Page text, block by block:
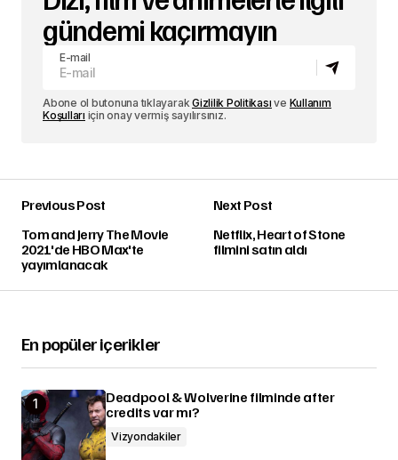
gündemi kaçırmayın
E-mail
Abone ol butonuna tıklayarakGizlilik Politikası ve Kullanım
Koşulları için onay vermiş sayılırsınız.
Previous Post
Tom and Jerry The Movie
2021'de HBO Max'te
yayımlanacak
Next Post
Netflix, Heart of Stone
filmini satın aldı
En popüler içerikler
Deadpool & Wolverine filminde after
credits var mı?
Vizyondakiler